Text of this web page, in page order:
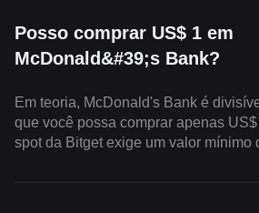
Posso comprar US$ 1 em
McDonald&#39;s Bank?
Em teoria, McDonald's Bank é
que você possa comprar apenas
spot da Bitget exige um valor mínimo